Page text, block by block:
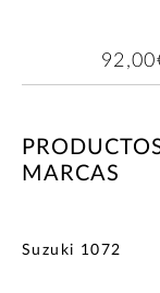
MARCAS
Suzuki 1072